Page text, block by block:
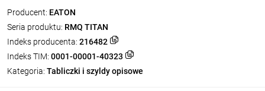
Producent: EATON
Seria produktu: RMQ TITAN
Indeks producenta: 216482
Indeks TIM: 0001-00001-40323
Kategoria: Tabliczki i szyldy opisowe